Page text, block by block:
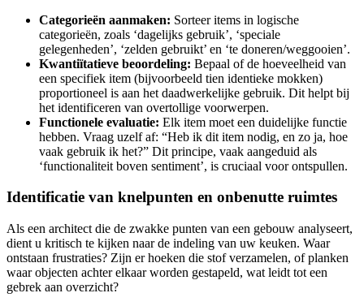
Categorieën aanmaken: Sorteer items in logische
categorieën, zoals ‘dagelijks gebruik’, ‘speciale
gelegenheden’, ‘zelden gebruikt’ en ‘te doneren/weggooien’.
Kwantiïtatieve beoordeling: Bepaal of de hoeveelheid van
een specifiek item (bijvoorbeeld tien identieke mokken)
proportioneel is aan het daadwerkelijke gebruik. Dit helpt bij
het identificeren van overtollige voorwerpen.
Functionele evaluatie: Elk item moet een duidelijke functie
hebben. Vraag uzelf af: “Heb ik dit item nodig, en zo ja, hoe
vaak gebruik ik het?” Dit principe, vaak aangeduid als
‘functionaliteit boven sentiment’, is cruciaal voor ontspullen.
Identificatie van knelpunten en onbenutte ruimtes
Als een architect die de zwakke punten van een gebouw analyseert,
dient u kritisch te kijken naar de indeling van uw keuken. Waar
ontstaan frustraties? Zijn er hoeken die stof verzamelen, of planken
waar objecten achter elkaar worden gestapeld, wat leidt tot een
gebrek aan overzicht?